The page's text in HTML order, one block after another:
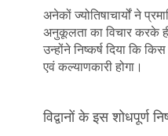
अनेकों ज्योतिषाचार्यों ने
अनुकूलता का विचार करके ही
उन्होंने निष्कर्ष दिया कि
एवं कल्याणकारी होगा।
विद्वानों के इस शोधपूर्ण